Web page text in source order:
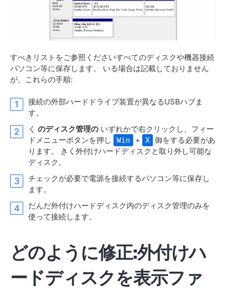
すべきリストをご参照くださいすべてのディスクや機器接続
パソコン等に保存します。 いる場合は記載しておりません
が、これらの手順:
接続の外部ハードドライブ装置が異なるUSBハブま
す。
く のディスク管理の いずれかで右クリックし、フィー
ドメニューボタンを押し
Win + X 御をする必要があ
ります。 きく外付けハードディスクと取り外し可能な
ディスク。
チェックが必要で電源を接続するパソコン等に保存し
ます。
だんだ外付けハードディスク内のディスク管理のみを
使って接続します。
どのように修正:外付けハ
ードディスクを表示ファ